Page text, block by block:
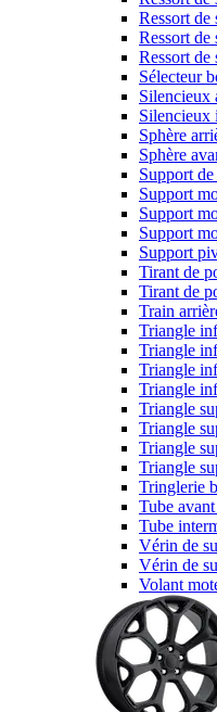
Ressort de
Ressort de
Ressort de
Sélecteur
Silencieux
Silencieux
Sphère
Sphère
Support
Support
Support
Support
Support
Tirant de
Tirant de
Train
Triangle
Triangle
Triangle
Triangle
Triangle
Triangle
Triangle
Triangle
Tringlerie
Tube
Tube
Vérin de
Vérin de
Volant